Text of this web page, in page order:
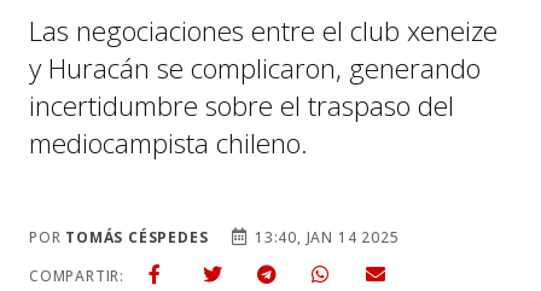
Las negociaciones entre el club xeneize
y Huracán se complicaron, generando
incertidumbre sobre el traspaso del
mediocampista chileno.
POR TOMÁS CÉSPEDES
13:40, JAN 14 2025
COMPARTIR: